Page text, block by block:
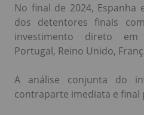
No final de 2024, Espanha
dos detentores finais
investimento direto em
Portugal, Reino Unido,
A análise conjunta do
contraparte imediata e